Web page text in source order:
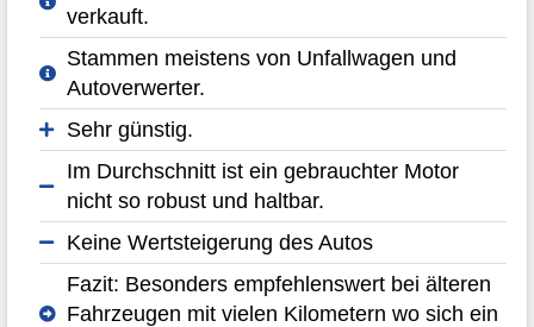
verkauft.
Stammen meistens von Unfallwagen und
Autoverwerter.
Sehr günstig.
Im Durchschnitt ist ein gebrauchter Motor
nicht so robust und haltbar.
Keine Wertsteigerung des Autos
Fazit: Besonders empfehlenswert bei älteren
Fahrzeugen mit vielen Kilometern wo sich ein